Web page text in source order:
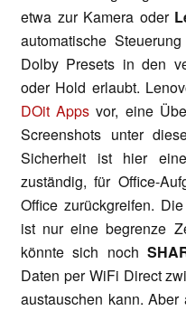
etwa zur Kamera oder
automatische
Dolby Presets in den
oder Hold erlaubt.
DOit Apps vor, eine
Screenshots unter
Sicherheit ist hier
zuständig, für Office-
Office zurückgreifen.
ist nur eine begrenze
könnte sich noch
Daten per WiFi Direct
austauschen kann.